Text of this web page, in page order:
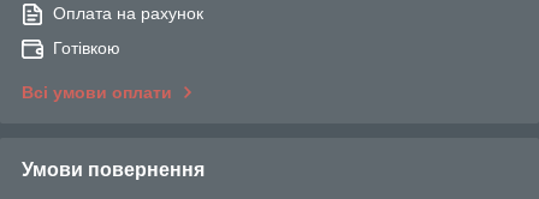
Оплата на рахунок
Готівкою
Всі умови оплати
Умови повернення